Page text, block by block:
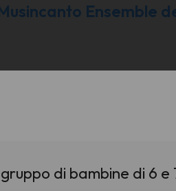
Ensemble
di bambine di 6 e